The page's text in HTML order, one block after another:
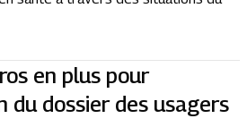
en plus pour
du dossier des usagers